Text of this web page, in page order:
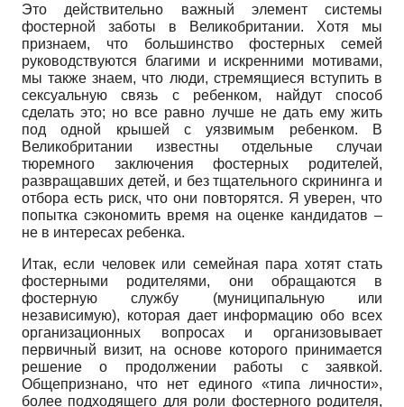
Это действительно важный элемент системы
фостерной заботы в Великобритании. Хотя мы
признаем, что большинство фостерных семей
руководствуются благими и искренними мотивами,
мы также знаем, что люди, стремящиеся вступить в
сексуальную связь с ребенком, найдут способ
сделать это; но все равно лучше не дать ему жить
под одной крышей с уязвимым ребенком. В
Великобритании известны отдельные случаи
тюремного заключения фостерных родителей,
развращавших детей, и без тщательного скрининга и
отбора есть риск, что они повторятся. Я уверен, что
попытка сэкономить время на оценке кандидатов –
не в интересах ребенка.
Итак, если человек или семейная пара хотят стать
фостерными родителями, они обращаются в
фостерную службу (муниципальную или
независимую), которая дает информацию обо всех
организационных вопросах и организовывает
первичный визит, на основе которого принимается
решение о продолжении работы с заявкой.
Общепризнано, что нет единого «типа личности»,
более подходящего для роли фостерного родителя,